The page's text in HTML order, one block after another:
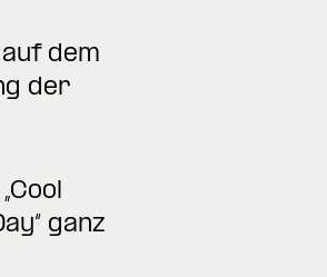
dem
der
ganz